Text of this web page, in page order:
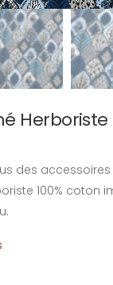
Herboriste
des
100% coton